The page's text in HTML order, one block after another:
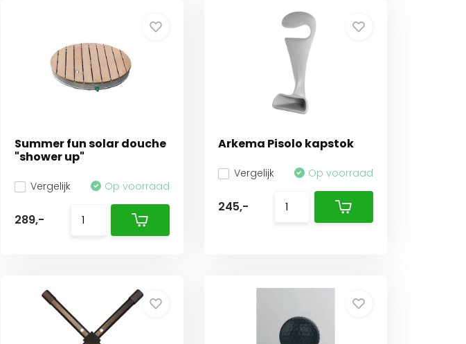
Summer fun solar douche
"shower up"
Vergelijk Op voorraad
289,-
Arkema Pisolo kapstok
Vergelijk Op voorraad
245,-